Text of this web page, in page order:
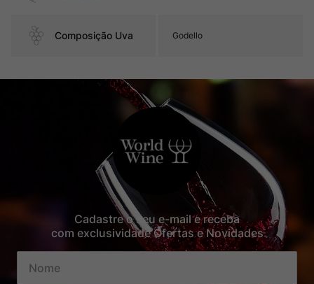
Composição Uva Godello
Cadastre o seu e-mail e receba
com exclusividade Ofertas e Novidades